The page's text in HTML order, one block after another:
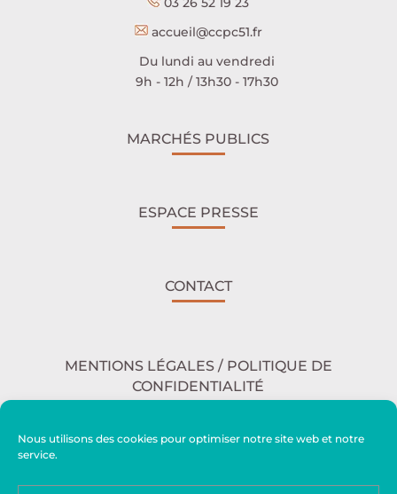
Nous utilisons des cookies pour optimiser notre site web et notre
service.
accueil@ccpc51.fr
Du lundi au vendredi
9h - 12h / 13h30 - 17h30
MARCHÉS PUBLICS
ESPACE PRESSE
CONTACT
MENTIONS LÉGALES / POLITIQUE DE
CONFIDENTIALITÉ